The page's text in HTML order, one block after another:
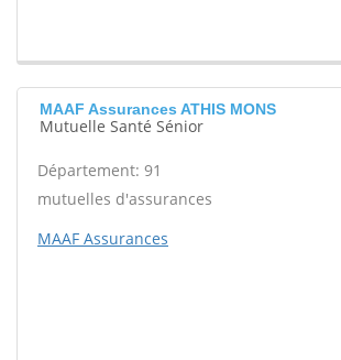
MAAF Assurances ATHIS MONS
Mutuelle Santé Sénior
Département: 91
mutuelles d'assurances
MAAF Assurances